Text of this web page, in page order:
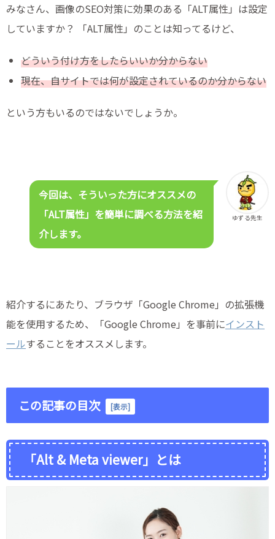
みなさん、画像のSEO対策に効果のある「ALT属性」は設定
していますか？ 「ALT属性」のことは知ってるけど、
どういう付け方をしたらいいか分からない
現在、自サイトでは何が設定されているのか分からない
という方もいるのではないでしょうか。
ゆずる先生
今回は、そういった方にオススメの
「ALT属性」を簡単に調べる方法を紹
介します。
紹介するにあたり、ブラウザ「Google Chrome」の拡張機
能を使用するため、「Google Chrome」を事前にインスト
ールすることをオススメします。
この記事の目次 [表示]
「Alt & Meta viewer」とは